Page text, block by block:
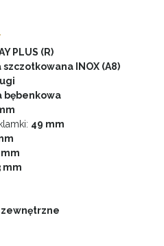
PLUS (R)
INOX (A8)
bębenkowa
49 mm
mm
zewnętrzne